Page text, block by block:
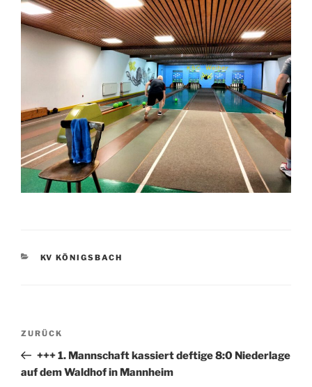
KATEGORIEN
KV KÖNIGSBACH
Beitragsnavigation
Vorheriger
Beitrag
ZURÜCK
+++ 1. Mannschaft kassiert deftige 8:0 Niederlage
auf dem Waldhof in Mannheim